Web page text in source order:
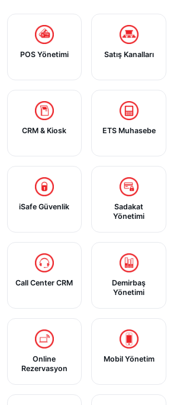
POS Yönetimi Satış Kanalları
CRM & Kiosk ETS Muhasebe
iSafe Güvenlik
Sadakat
Yönetimi
Call Center CRM
Demirbaş
Yönetimi
Online
Rezervasyon
Mobil Yönetim